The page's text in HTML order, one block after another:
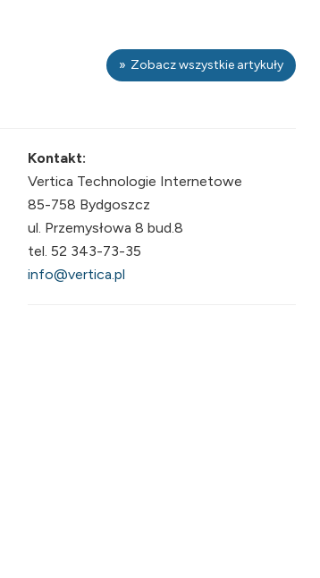
Zobacz wszystkie artykuły
Kontakt:
Vertica Technologie Internetowe
85-758 Bydgoszcz
ul. Przemysłowa 8 bud.8
tel. 52 343-73-35
info@vertica.pl